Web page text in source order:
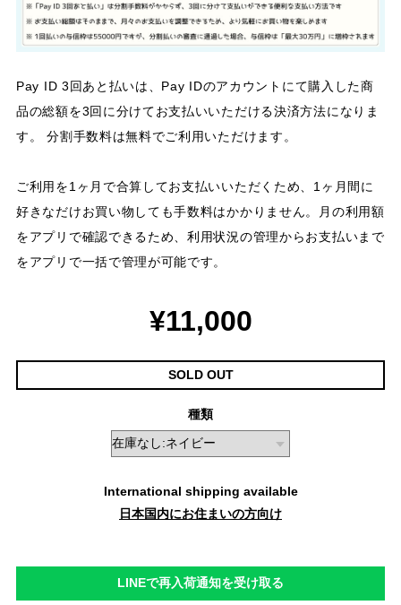
Pay ID 3回あと払いは、Pay IDのアカウントにて購入した商
品の総額を3回に分けてお支払いいただける決済方法になりま
す。 分割手数料は無料でご利用いただけます。
ご利用を1ヶ月で合算してお支払いいただくため、1ヶ月間に
好きなだけお買い物しても手数料はかかりません。月の利用額
をアプリで確認できるため、利用状況の管理からお支払いまで
をアプリで一括で管理が可能です。
¥11,000
SOLD OUT
種類
International shipping available
日本国内にお住まいの方向け
LINEで再入荷通知を受け取る